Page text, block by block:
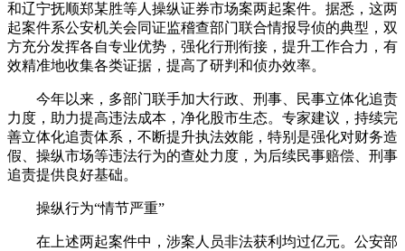
和辽宁抚顺郑某胜等人操纵证券市场案两起案件。据悉，这两
起案件系公安机关会同证监稽查部门联合情报导侦的典型，双
方充分发挥各自专业优势，强化行刑衔接，提升工作合力，有
效精准地收集各类证据，提高了研判和侦办效率。
今年以来，多部门联手加大行政、刑事、民事立体化追责
力度，助力提高违法成本，净化股市生态。专家建议，持续完
善立体化追责体系，不断提升执法效能，特别是强化对财务造
假、操纵市场等违法行为的查处力度，为后续民事赔偿、刑事
追责提供良好基础。
操纵行为“情节严重”
在上述两起案件中，涉案人员非法获利均过亿元。公安部